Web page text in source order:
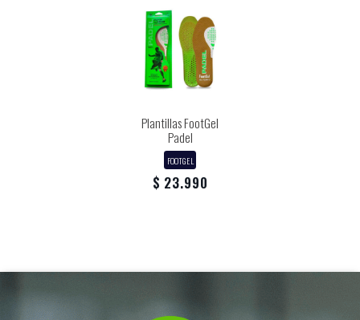
Plantillas FootGel
Padel
FOOTGEL
$ 23.990